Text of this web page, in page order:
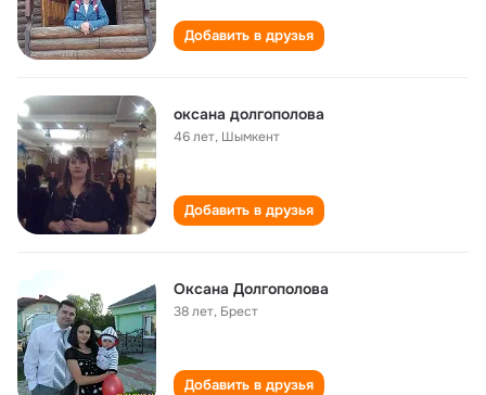
Добавить в друзья
оксана долгополова
46 лет, Шымкент
Добавить в друзья
Оксана Долгополова
38 лет, Брест
Добавить в друзья